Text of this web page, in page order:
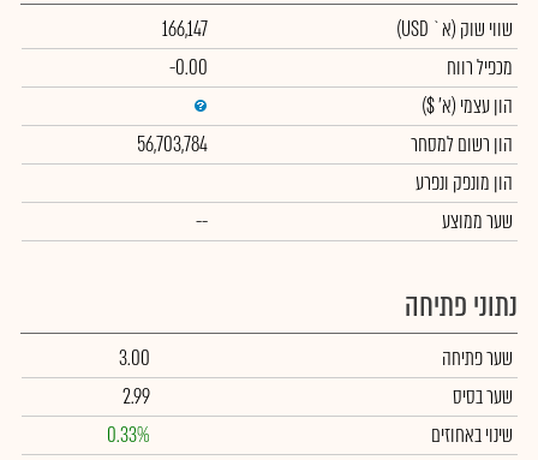
שווי שוק (א` USD)
166,147
מכפיל רווח
-0.00
הון עצמי (א' $)
הון רשום למסחר
56,703,784
הון מונפק ונפרע
שער ממוצע
--
נתוני פתיחה
שער פתיחה
3.00
שער בסיס
2.99
שינוי באחוזים
0.33%